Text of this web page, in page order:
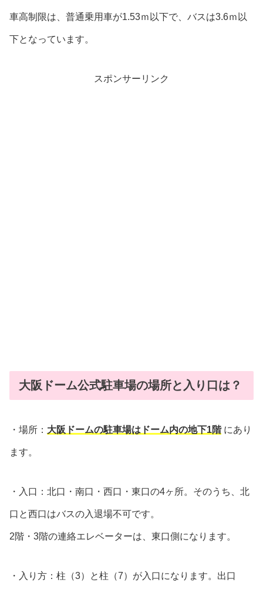
車高制限は、普通乗用車が1.53ｍ以下で、バスは3.6ｍ以
下となっています。
スポンサーリンク
大阪ドーム公式駐車場の場所と入り口は？
・場所： 大阪ドームの駐車場はドーム内の地下1階にあり
ます。
・入口：北口・南口・西口・東口の4ヶ所。そのうち、北
口と西口はバスの入退場不可です。
2階・3階の連絡エレベーターは、東口側になります。
・入り方：柱（3）と柱（7）が入口になります。出口